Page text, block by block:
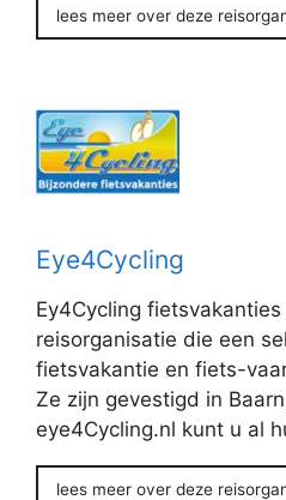
lees meer over deze
Eye4Cycling
Ey4Cycling
reisorganisatie die een
fietsvakantie en fiets-
Ze zijn gevestigd in
eye4Cycling.nl kunt u al
lees meer over deze